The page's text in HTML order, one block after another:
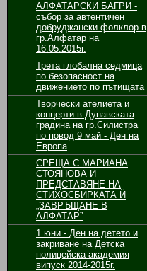
АЛФАТАРСКИ БАГРИ -
събор за автентичен
добруджански фолклор в
гр.Алфатар на
16.05.2015г.
Трета глобална седмица
по безопасност на
движението по пътищата
Творчески ателиета и
концерти в Дунавската
градина на гр.Силистра
по повод 9 май - Ден на
Европа
СРЕЩА С МАРИАНА
СТОЯНОВА И
ПРЕДСТАВЯНЕ НА
СТИХОСБИРКАТА Й
„ЗАВРЪЩАНЕ В
АЛФАТАР”
1 юни - Ден на детето и
закриване на Детска
полицейска академия
випуск 2014-2015г.